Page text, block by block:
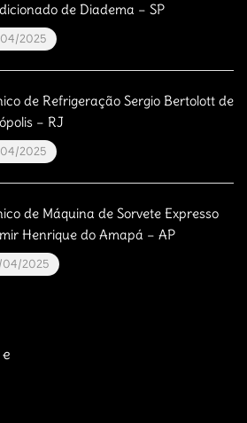
de Diadema – SP
04/2025
de Refrigeração Sergio Bertolott de
– RJ
04/2025
de Máquina de Sorvete Expresso
Henrique do Amapá – AP
04/2025